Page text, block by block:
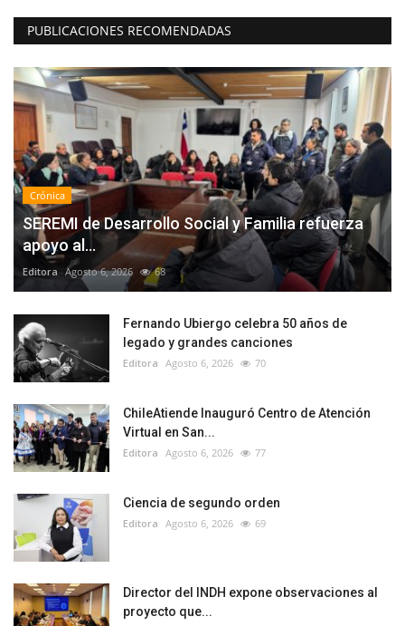
PUBLICACIONES RECOMENDADAS
Crónica
SEREMI de Desarrollo Social y Familia refuerza
apoyo al...
Editora Agosto 6, 2026 68
Fernando Ubiergo celebra 50 años de
legado y grandes canciones
Editora Agosto 6, 2026 70
ChileAtiende Inauguró Centro de Atención
Virtual en San...
Editora Agosto 6, 2026 77
Ciencia de segundo orden
Editora Agosto 6, 2026 69
Director del INDH expone observaciones al
proyecto que...